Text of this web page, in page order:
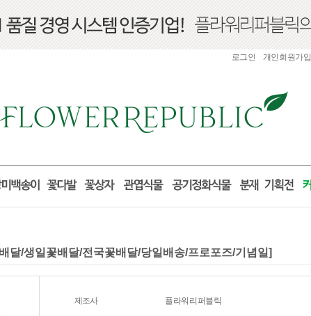
로그인 개인회원가입
달/생일꽃배달/전국꽃배달/당일배송/프로포즈/기념일]
제조사 플라워리퍼블릭